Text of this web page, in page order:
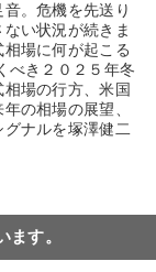
。危機を先送り
い状況が続きま
場に何が起こる
べき２０２５年冬
場の行方、米国
の相場の展望、
ナルを塚澤健二
す。